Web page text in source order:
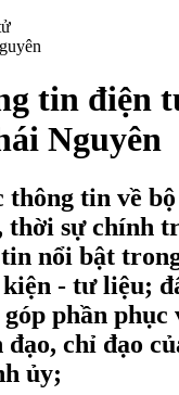
tin điện
Nguyên
thông tin về
thời sự chính
nổi bật
- tư liệu;
phần phục
chỉ đạo
ủy;